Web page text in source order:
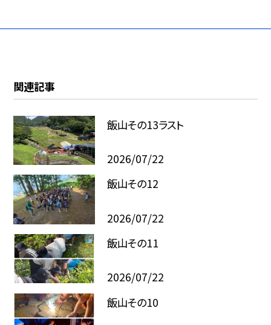
関連記事
飯山その13ラスト
2026/07/22
飯山その12
2026/07/22
飯山その11
2026/07/22
飯山その10